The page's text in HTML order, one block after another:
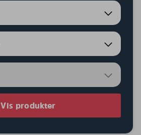
Vis produkter